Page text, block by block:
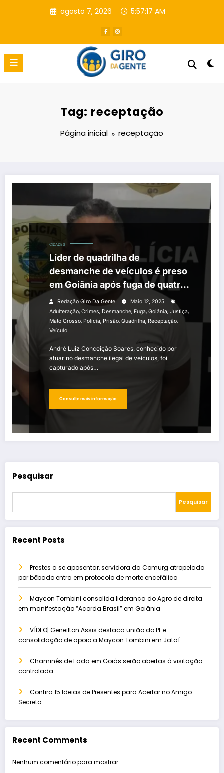
agosto 7, 2026 5:57:18 AM
Tag: receptação
Página inicial receptação
CIDADES
Líder de quadrilha de
desmanche de veículos é preso
em Goiânia após fuga de quatro
anos
Redação Giro Da Gente
Maio 12, 2025
Adulteração, Crimes, Desmanche, Fuga, Goiânia, Justiça,
Mato Grosso, Polícia, Prisão, Quadrilha, Receptação,
Veículo
André Luiz Conceição Soares, conhecido por
atuar no desmanche ilegal de veículos, foi
capturado após…
Consulte mais informação
Pesquisar
Pesquisar
Recent Posts
Prestes a se aposentar, servidora da Comurg atropelada
por bêbado entra em protocolo de morte encefálica
Maycon Tombini consolida liderança do Agro de direita
em manifestação “Acorda Brasil” em Goiânia
VÍDEO| Geneilton Assis destaca união do PL e
consolidação de apoio a Maycon Tombini em Jataí
Chaminés de Fada em Goiás serão abertas à visitação
controlada
Confira 15 Ideias de Presentes para Acertar no Amigo
Secreto
Recent Comments
Nenhum comentário para mostrar.